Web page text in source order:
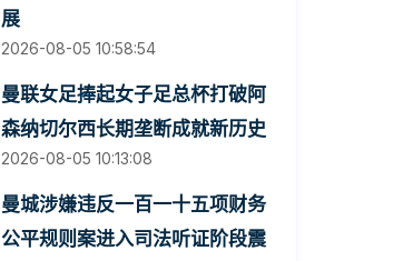
展
2026-08-05 10:58:54
曼联女足捧起女子足总杯打破阿
森纳切尔西长期垄断成就新历史
2026-08-05 10:13:08
曼城涉嫌违反一百一十五项财务
公平规则案进入司法听证阶段震